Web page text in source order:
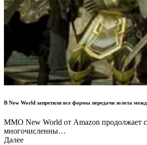
В New World запретили все формы передачи золота
ММО New World от Amazon продолжает
многочисленны…
Далее